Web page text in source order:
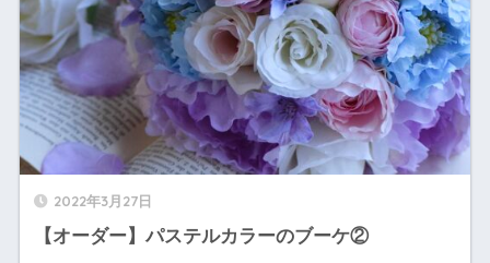
2022年3月27日
【オーダー】パステルカラーのブーケ②